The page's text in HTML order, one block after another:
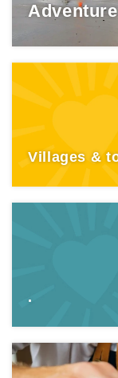
Adventure
Villages &
.